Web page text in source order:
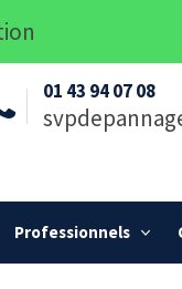
01 43 94 07 08
Professionnels